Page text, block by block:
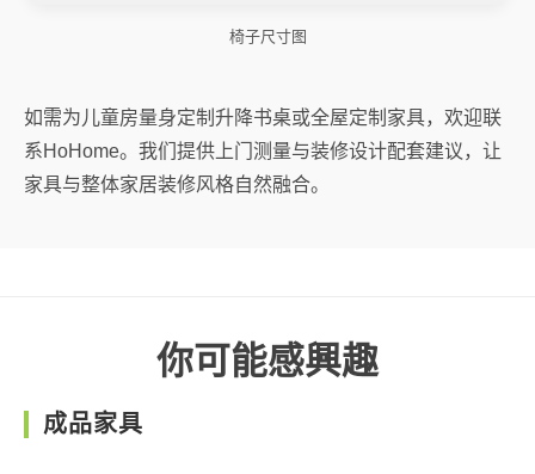
椅子尺寸图
如需为儿童房量身定制升降书桌或全屋定制家具，欢迎联
系HoHome。我们提供上门测量与装修设计配套建议，让
家具与整体家居装修风格自然融合。
你可能感興趣
成品家具